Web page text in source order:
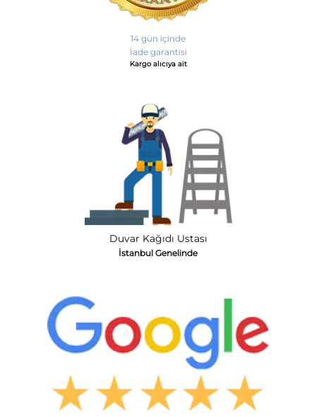
14 gün içinde
İade garantisi
Kargo alıcıya ait
Duvar Kağıdı Ustası
İstanbul Genelinde